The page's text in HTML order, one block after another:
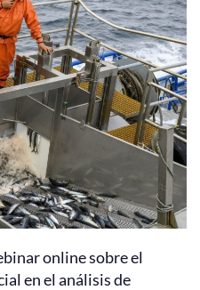
online sobre el
en el análisis de